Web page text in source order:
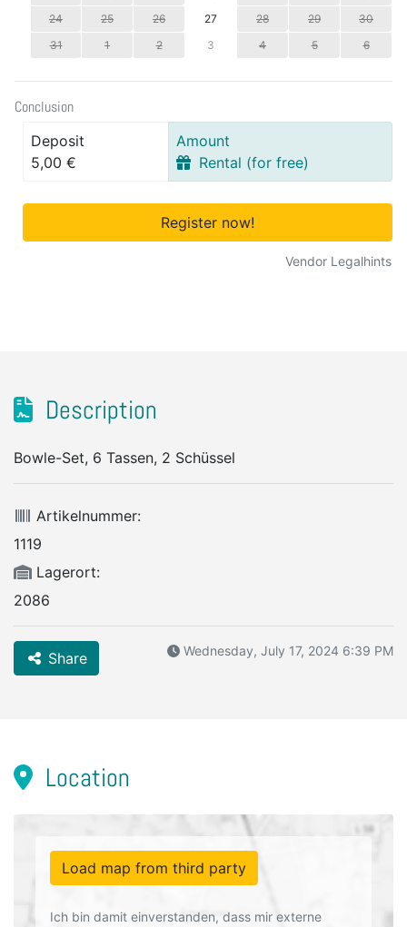
24
25 26 27 28 29
30
31
1 2 3 4 5 6
Conclusion
Deposit
5,00 €
Amount
Rental (for free)
Register now!
Vendor Legalhints
Description
Bowle-Set, 6 Tassen, 2 Schüssel
Artikelnummer:
1119
Lagerort:
2086
Share Wednesday, July 17, 2024 6:39 PM
Location
Load map from third party
Ich bin damit einverstanden, dass mir externe